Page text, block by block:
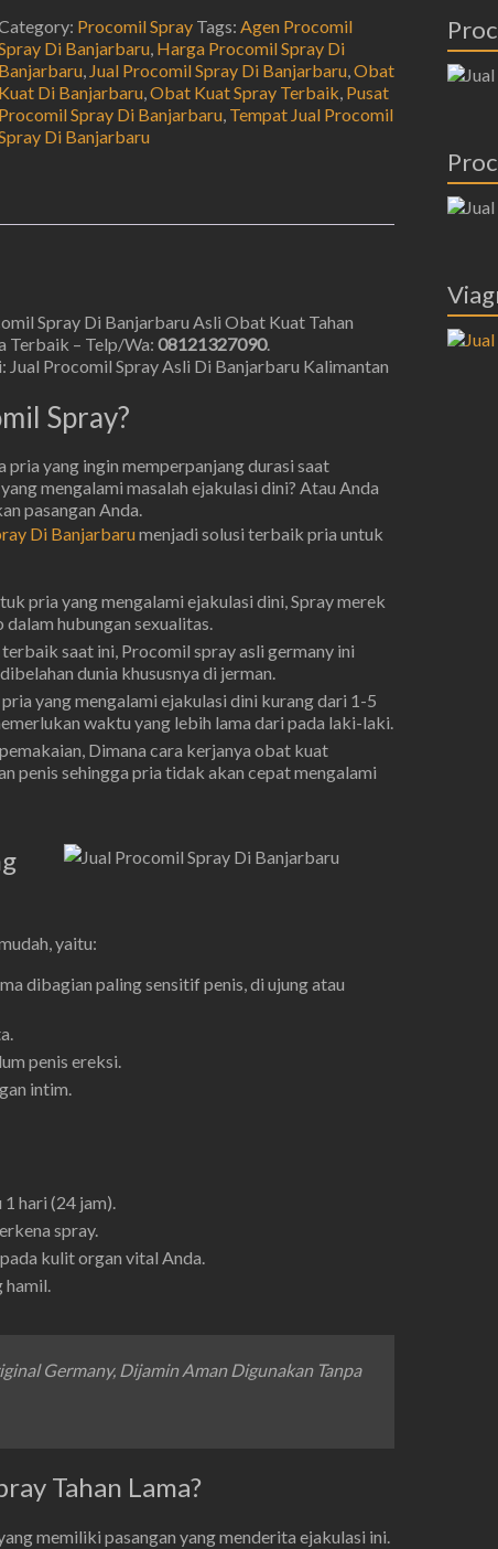
Procomil Spray Tags: Agen Procomil
Di Banjarbaru, Harga Procomil Spray Di
Banjarbaru, Jual Procomil Spray Di Banjarbaru,Obat
Kuat Di Banjarbaru,Obat Kuat Spray Terbaik, Pusat
Procomil Spray Di Banjarbaru, Tempat Jual Procomil
Di Banjarbaru
Spray Di Banjarbaru Asli Obat Kuat Tahan
Terbaik – Telp/Wa: 08121327090.
Jual Procomil Spray Asli Di Banjarbaru Kalimantan
Spray?
pria yang ingin memperpanjang durasi saat
mengalami masalah ejakulasi dini? Atau Anda
pasangan Anda.
Di Banjarbarumenjadi solusi terbaik pria untuk
pria yang mengalami ejakulasi dini, Spray merek
hubungan sexualitas.
saat ini, Procomil spray asli germany ini
dunia khususnya di jerman.
yang mengalami ejakulasi dini kurang dari 1-5
waktu yang lebih lama dari pada laki-laki.
Dimana cara kerjanya obat kuat
penis sehingga pria tidak akan cepat mengalami
yaitu:
dibagian paling sensitif penis, di ujung atau
penis ereksi.
intim.
hari (24 jam).
spray.
kulit organ vital Anda.
hamil.
Germany, Dijamin Aman Digunakan Tanpa
Tahan Lama?
memiliki pasangan yang menderita ejakulasi ini.